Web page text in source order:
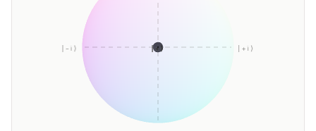
|+⟩
|−⟩ |+i⟩
|−i⟩